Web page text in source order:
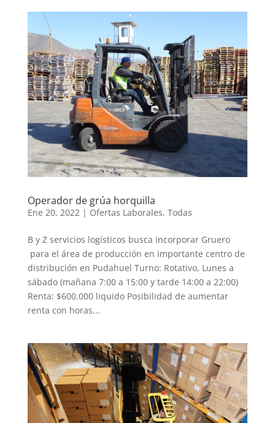
Operador de grúa horquilla
Ene 20, 2022| Ofertas Laborales, Todas
B y Z servicios logísticos busca incorporar Gruero
para el área de producción en importante centro de
distribución en Pudahuel Turno: Rotativo, Lunes a
sábado (mañana 7:00 a 15:00 y tarde 14:00 a 22:00)
Renta: $600.000 liquido Posibilidad de aumentar
renta con horas...